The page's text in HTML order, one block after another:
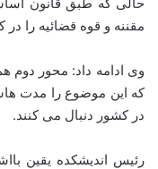
مقننه و قوه قضائیه را در
وی ادامه داد: محور
که این موضوع را مدت
در کشور دنبال می کنند.